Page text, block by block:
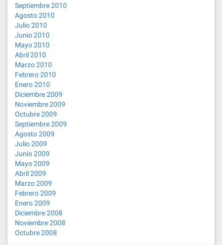
Septiembre 2010
Agosto 2010
Julio 2010
Junio 2010
Mayo 2010
Abril 2010
Marzo 2010
Febrero 2010
Enero 2010
Diciembre 2009
Noviembre 2009
Octubre 2009
Septiembre 2009
Agosto 2009
Julio 2009
Junio 2009
Mayo 2009
Abril 2009
Marzo 2009
Febrero 2009
Enero 2009
Diciembre 2008
Noviembre 2008
Octubre 2008